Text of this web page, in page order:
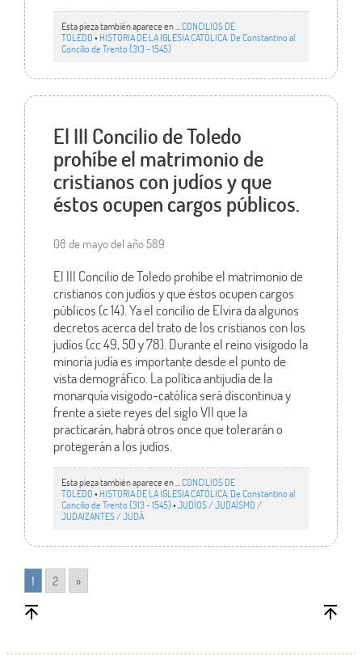
Esta pieza también aparece en ... CONCILIOS DE
TOLEDO• HISTORIA DE LA IGLESIA CATÓLICA. De Constantino al
Concilio de Trento (313 - 1545)
El III Concilio de Toledo
prohíbe el matrimonio de
cristianos con judíos y que
éstos ocupen cargos públicos.
08 de mayo del año 589
El III Concilio de Toledo prohíbe el matrimonio de
cristianos con judíos y que éstos ocupen cargos
públicos (c 14). Ya el concilio de Elvira da algunos
decretos acerca del trato de los cristianos con los
judíos (cc 49, 50 y 78). Durante el reino visigodo la
minoría judía es importante desde el punto de
vista demográfico. La política antijudía de la
monarquía visigodo-católica será discontinua y
frente a siete reyes del siglo VII que la
practicarán, habrá otros once que tolerarán o
protegerán a los judíos.
Esta pieza también aparece en ... CONCILIOS DE
TOLEDO• HISTORIA DE LA IGLESIA CATÓLICA. De Constantino al
Concilio de Trento (313 - 1545)•JUDÍOS / JUDAÍSMO /
JUDAIZANTES / JUDÁ
1 2 »